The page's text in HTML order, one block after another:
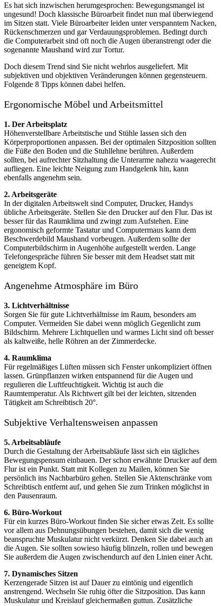
Es hat sich inzwischen herumgesprochen: Bewegungsmangel ist
ungesund! Doch klassische Büroarbeit findet nun mal überwiegend
im Sitzen statt. Viele Büroarbeiter leiden unter verspanntem Nacken,
Rückenschmerzen und gar Verdauungsproblemen. Bedingt durch
die Computerarbeit sind oft noch die Augen überanstrengt oder die
sogenannte Maushand wird zur Tortur.
Doch diesem Trend sind Sie nicht wehrlos ausgeliefert. Mit
subjektiven und objektiven Veränderungen können gegensteuern.
Folgende 8 Tipps können dabei helfen.
Ergonomische Möbel und Arbeitsmittel
1. Der Arbeitsplatz
Höhenverstellbare Arbeitstische und Stühle lassen sich den
Körperproportionen anpassen. Bei der optimalen Sitzposition sollten
die Füße den Boden und die Stuhllehne berühren. Außerdem
sollten, bei aufrechter Sitzhaltung die Unterarme nahezu waagerecht
aufliegen. Eine leichte Neigung zum Handgelenk hin, kann
ebenfalls angenehm sein.
2. Arbeitsgeräte
In der digitalen Arbeitswelt sind Computer, Drucker, Handys
übliche Arbeitsgeräte. Stellen Sie den Drucker auf den Flur. Das ist
besser für das Raumklima und zwingt zum Aufstehen. Eine
ergonomisch geformte Tastatur und Computermaus kann dem
Beschwerdebild Maushand vorbeugen. Außerdem sollte der
Computerbildschirm in Augenhöhe aufgestellt werden. Lange
Telefongespräche führen Sie besser mit dem Headset statt mit
geneigtem Kopf.
Angenehme Atmosphäre im Büro
3. Lichtverhältnisse
Sorgen Sie für gute Lichtverhältnisse im Raum, besonders am
Computer. Vermeiden Sie dabei wenn möglich Gegenlicht zum
Bildschirm. Mehrere Lichtquellen und warmes Licht sind oft besser
als kaltweiße, helle Röhren an der Zimmerdecke.
4. Raumklima
Für regelmäßiges Lüften müssen sich Fenster unkompliziert öffnen
lassen. Grünpflanzen wirken entspannend für die Augen und
regulieren die Luftfeuchtigkeit. Wichtig ist auch die
Raumtemperatur. Als Richtwert gilt bei der leichten, sitzenden
Tätigkeit am Schreibtisch 20°.
Subjektive Verhaltensweisen anpassen
5. Arbeitsabläufe
Durch die Gestaltung der Arbeitsabläufe lässt sich ein tägliches
Bewegungspensum einbauen. Der schon erwähnte Drucker auf dem
Flur ist ein Punkt. Statt mit Kollegen zu Mailen, können Sie
persönlich ins Nachbarbüro gehen. Stellen Sie Aktenschränke vom
Schreibtisch entfernt auf, und gehen Sie zum Trinken möglichst in
den Pausenraum.
6. Büro-Workout
Für ein kurzes Büro-Workout finden Sie sicher etwas Zeit. Es sollte
vor allem aus Dehnungsübungen bestehen, damit sich die wenig
beanspruchte Muskulatur nicht verkürzt. Denken Sie dabei auch an
die Augen. Sie sollten sowieso häufig blinzeln, rollen und bewegen
Sie außerdem die Augen zwischendurch auf den Linien einer Acht.
7. Dynamisches Sitzen
Kerzengerade Sitzen ist auf Dauer zu eintönig und eigentlich
anstrengend. Wechseln Sie ruhig öfter die Sitzposition. Das kann
Muskulatur und Kreislauf gleichermaßen guttun. Zusätzliche